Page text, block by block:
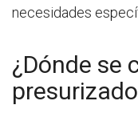
necesidades
¿Dónde se